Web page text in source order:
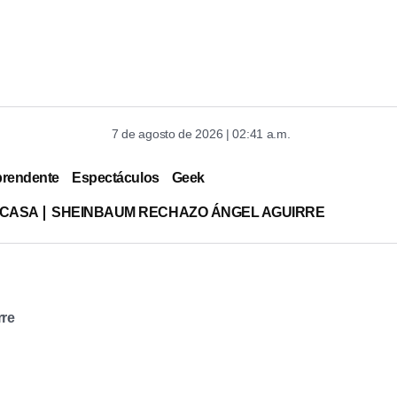
7 de agosto de 2026 | 02:41 a.m.
Espectáculos Geek
SHEINBAUM RECHAZO ÁNGEL AGUIRRE